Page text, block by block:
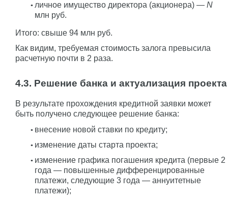
личное имущество директора (акционера) — N
млн руб.
Итого: свыше 94 млн руб.
Как видим, требуемая стоимость залога превысила
расчетную почти в 2 раза.
4.3. Решение банка и актуализация проекта
В результате прохождения кредитной заявки может
быть получено следующее решение банка:
внесение новой ставки по кредиту;
изменение даты старта проекта;
изменение графика погашения кредита (первые 2
года — повышенные дифференцированные
платежи, следующие 3 года — аннуитетные
платежи);